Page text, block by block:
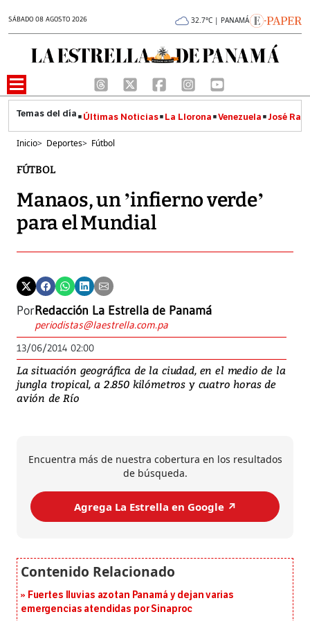
SÁBADO 08 AGOSTO 2026 32.7°C | PANAMÁ
Últimas Noticias La Llorona Venezuela José
Inicio> Deportes> Fútbol
FÚTBOL
Manaos, un ’infierno verde’
para el Mundial
PorRedacción La Estrella de Panamá
periodistas@laestrella.com.pa
13/06/2014 02:00
La situación geográfica de la ciudad, en el medio de la
jungla tropical, a 2.850 kilómetros y cuatro horas de
avión de Río
Encuentra más de nuestra cobertura en los resultados
de búsqueda.
Agrega La Estrella en Google ↗️
Fuertes lluvias azotan Panamá y dejan varias
emergencias atendidas por Sinaproc